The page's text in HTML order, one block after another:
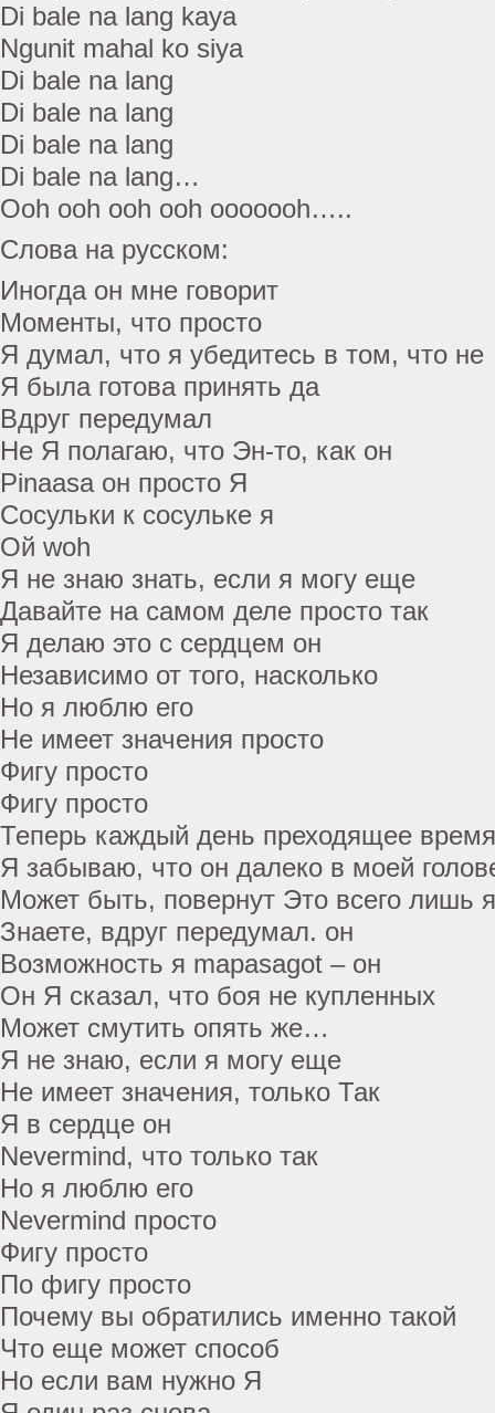
Di bale na lang kaya
Ngunit mahal ko siya
Di bale na lang
Di bale na lang
Di bale na lang
Di bale na lang…
Ooh ooh ooh ooh ooooooh…..
Слова на русском:
Иногда он мне говорит
Моменты, что просто
Я думал, что я убедитесь в том, что не
Я была готова принять да
Вдруг передумал
Не Я полагаю, что Эн-то, как он
Pinaasa он просто Я
Сосульки к сосульке я
Ой woh
Я не знаю знать, если я могу еще
Давайте на самом деле просто так
Я делаю это с сердцем он
Независимо от того, насколько
Но я люблю его
Не имеет значения просто
Фигу просто
Фигу просто
Теперь каждый день преходящее время
Я забываю, что он далеко в моей
Может быть, повернут Это всего лишь
Знаете, вдруг передумал. он
Возможность я mapasagot – он
Он Я сказал, что боя не купленных
Может смутить опять же…
Я не знаю, если я могу еще
Не имеет значения, только Так
Я в сердце он
Nevermind, что только так
Но я люблю его
Nevermind просто
Фигу просто
По фигу просто
Почему вы обратились именно такой
Что еще может способ
Но если вам нужно Я